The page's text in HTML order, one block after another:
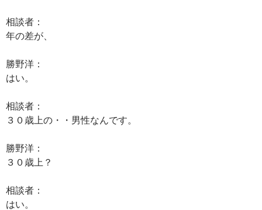
相談者：
年の差が、
勝野洋：
はい。
相談者：
３０歳上の・・男性なんです。
勝野洋：
３０歳上？
相談者：
はい。